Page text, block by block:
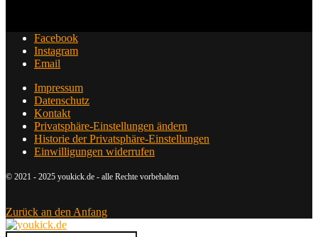
Facebook
Instagram
Email
Impressum
Datenschutz
Kontakt
Privatsphäre-Einstellungen ändern
Historie der Privatsphäre-Einstellungen
Einwilligungen widerrufen
© 2021 - 2025 youkick.de - alle Rechte vorbehalten
Zurück an den Anfang